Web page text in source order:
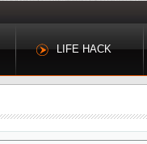
LIFE HACK